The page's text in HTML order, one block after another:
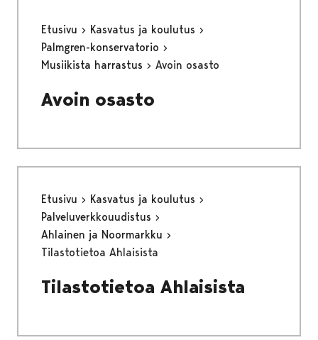
Etusivu
Kasvatus ja koulutus
Palmgren-konservatorio
Musiikista harrastus
Avoin osasto
Avoin osasto
Etusivu
Kasvatus ja koulutus
Palveluverkkouudistus
Ahlainen ja Noormarkku
Tilastotietoa Ahlaisista
Tilastotietoa Ahlaisista